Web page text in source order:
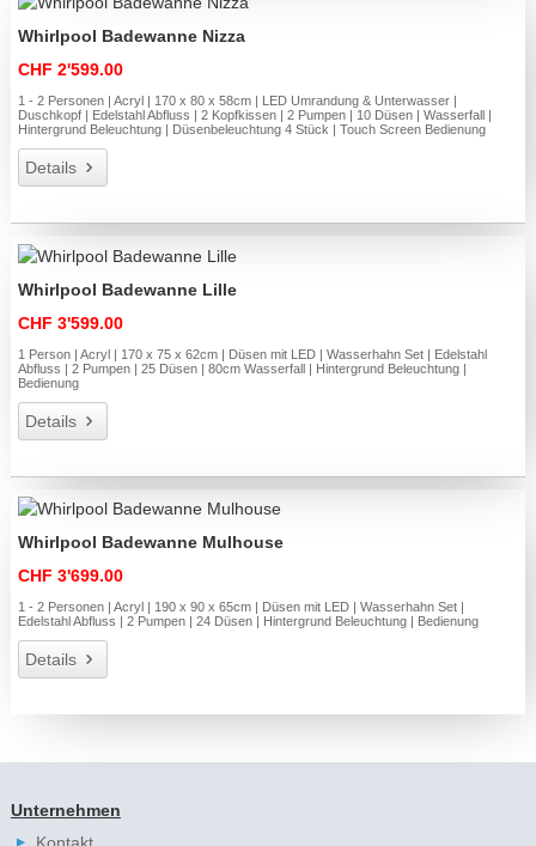
Whirlpool Badewanne Nizza
CHF 2'599.00
1 - 2 Personen | Acryl | 170 x 80 x 58cm | LED Umrandung & Unterwasser |
Duschkopf | Edelstahl Abfluss | 2 Kopfkissen | 2 Pumpen | 10 Düsen | Wasserfall |
Hintergrund Beleuchtung | Düsenbeleuchtung 4 Stück | Touch Screen Bedienung
Details
Whirlpool Badewanne Lille
CHF 3'599.00
1 Person | Acryl | 170 x 75 x 62cm | Düsen mit LED | Wasserhahn Set | Edelstahl
Abfluss | 2 Pumpen | 25 Düsen | 80cm Wasserfall | Hintergrund Beleuchtung |
Bedienung
Details
Whirlpool Badewanne Mulhouse
CHF 3'699.00
1 - 2 Personen | Acryl | 190 x 90 x 65cm | Düsen mit LED | Wasserhahn Set |
Edelstahl Abfluss | 2 Pumpen | 24 Düsen | Hintergrund Beleuchtung | Bedienung
Details
Unternehmen